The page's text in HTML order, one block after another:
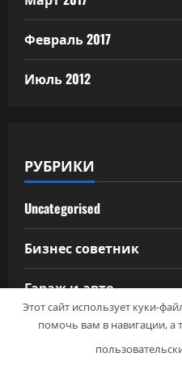
Февраль 2017
Июль 2012
РУБРИКИ
Uncategorised
Бизнес советник
Гараж и авто
Дача, участок
Этот сайт использует куки-
помочь вам в навигации, а